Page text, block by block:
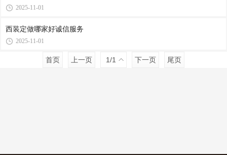
2025-11-01
西装定做哪家好诚信服务
2025-11-01
首页 上一页 1/1 下一页 尾页